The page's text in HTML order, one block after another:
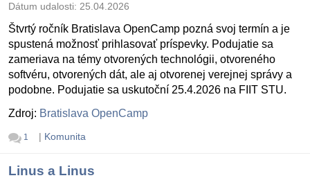
Dátum udalosti: 25.04.2026
Štvrtý ročník Bratislava OpenCamp pozná svoj termín a je
spustená možnosť prihlasovať príspevky. Podujatie sa
zameriava na témy otvorených technológii, otvoreného
softvéru, otvorených dát, ale aj otvorenej verejnej správy a
podobne. Podujatie sa uskutoční 25.4.2026 na FIIT STU.
Zdroj: Bratislava OpenCamp
1 | Komunita
Linus a Linus